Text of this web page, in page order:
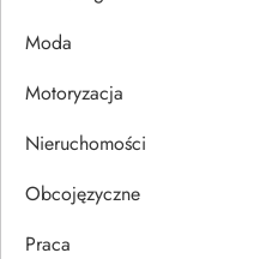
p
u
Moda
Motoryzacja
Nieruchomości
Obcojęzyczne
Praca